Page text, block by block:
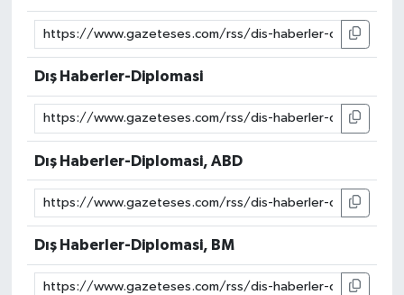
Dış Haberler-Diplomasi
Dış Haberler-Diplomasi, ABD
Dış Haberler-Diplomasi, BM